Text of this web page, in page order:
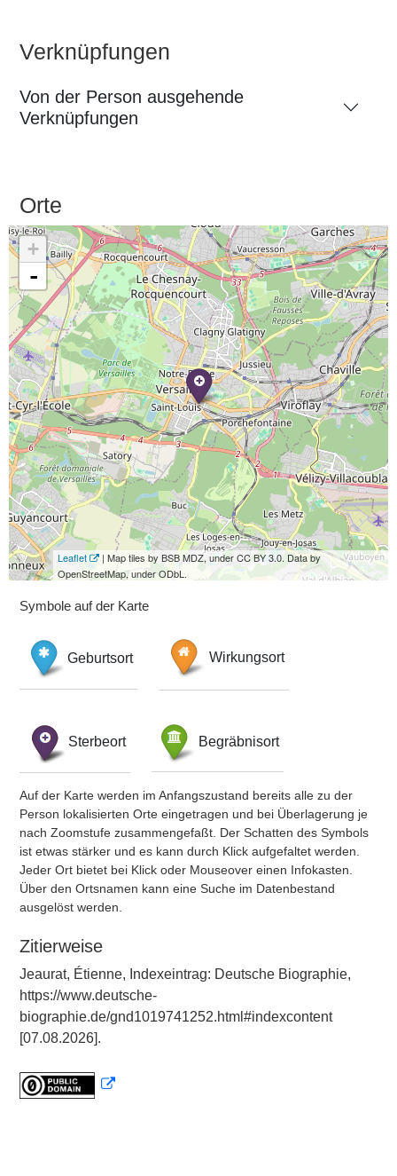
Verknüpfungen
Von der Person ausgehende
Verknüpfungen
Orte
+
-
Leaflet
| Map tiles by BSB MDZ, under CC BY 3.0. Data by
OpenStreetMap, under ODbL.
Symbole auf der Karte
Geburtsort Wirkungsort
Sterbeort Begräbnisort
Auf der Karte werden im Anfangszustand bereits alle zu der
Person lokalisierten Orte eingetragen und bei Überlagerung je
nach Zoomstufe zusammengefaßt. Der Schatten des Symbols
ist etwas stärker und es kann durch Klick aufgefaltet werden.
Jeder Ort bietet bei Klick oder Mouseover einen Infokasten.
Über den Ortsnamen kann eine Suche im Datenbestand
ausgelöst werden.
Zitierweise
Jeaurat, Étienne, Indexeintrag: Deutsche Biographie,
https://www.deutsche-
biographie.de/gnd1019741252.html#indexcontent
[07.08.2026].